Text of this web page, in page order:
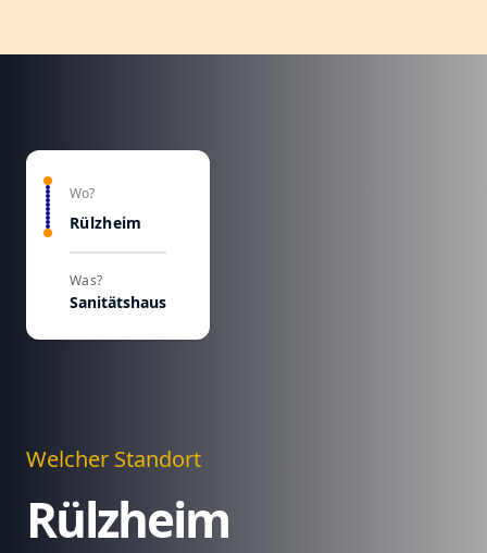
Wo?
Rülzheim
Was?
Sanitätshaus
Welcher Standort
Rülzheim